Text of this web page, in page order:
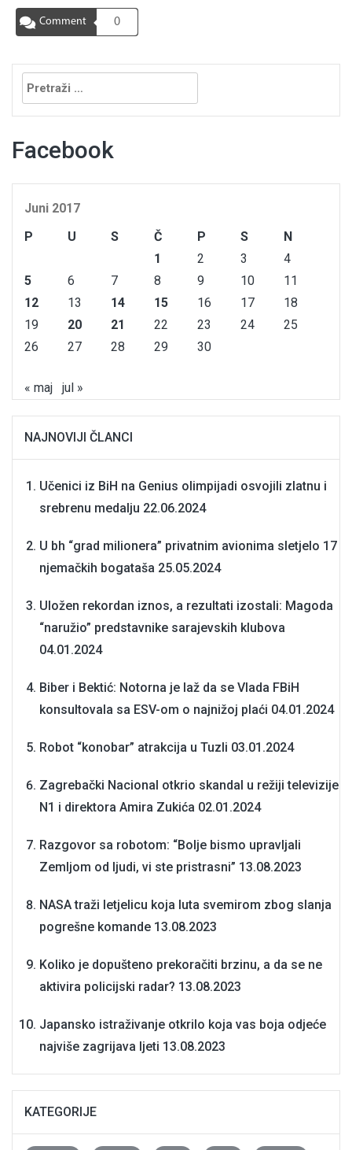
Comment 0
Pretraga:
Facebook
Juni 2017
P
U S Č P S
N
1
2 3
4
5
6 7 8 9 10
11
12
13 14 15 16 17
18
19
20 21 22 23 24
25
26
27 28 29 30
« maj jul »
NAJNOVIJI ČLANCI
Učenici iz BiH na Genius olimpijadi osvojili zlatnu i
srebrenu medalju 22.06.2024
U bh “grad milionera” privatnim avionima sletjelo 17
njemačkih bogataša 25.05.2024
Uložen rekordan iznos, a rezultati izostali: Magoda
“naružio” predstavnike sarajevskih klubova
04.01.2024
Biber i Bektić: Notorna je laž da se Vlada FBiH
konsultovala sa ESV-om o najnižoj plaći 04.01.2024
Robot “konobar” atrakcija u Tuzli 03.01.2024
Zagrebački Nacional otkrio skandal u režiji televizije
N1 i direktora Amira Zukića 02.01.2024
Razgovor sa robotom: “Bolje bismo upravljali
Zemljom od ljudi, vi ste pristrasni” 13.08.2023
NASA traži letjelicu koja luta svemirom zbog slanja
pogrešne komande 13.08.2023
Koliko je dopušteno prekoračiti brzinu, a da se ne
aktivira policijski radar? 13.08.2023
Japansko istraživanje otkrilo koja vas boja odjeće
najviše zagrijava ljeti 13.08.2023
KATEGORIJE